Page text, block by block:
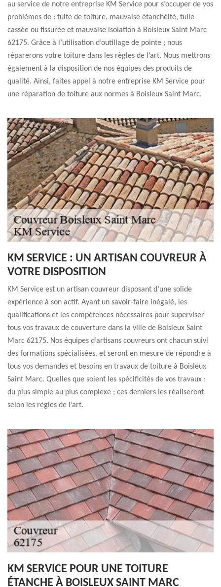
au service de notre entreprise KM Service pour s’occuper de vos
problèmes de : fuite de toiture, mauvaise étanchéité, tuile
cassée ou fissurée et mauvaise isolation à Boisleux Saint Marc
62175. Grâce à l’utilisation d’outillage de pointe ; nous
réparerons votre toiture dans les règles de l’art. Nous mettrons
également à la disposition de nos équipes des produits de
qualité. Ainsi, faites appel à notre entreprise KM Service pour
une réparation de toiture aux normes à Boisleux Saint Marc.
KM SERVICE : UN ARTISAN COUVREUR À
VOTRE DISPOSITION
KM Service est un artisan couvreur disposant d’une solide
expérience à son actif. Ayant un savoir-faire inégalé, les
qualifications et les compétences nécessaires pour superviser
tous vos travaux de couverture dans la ville de Boisleux Saint
Marc 62175. Nos équipes d’artisans couvreurs ont chacun suivi
des formations spécialisées, et seront en mesure de répondre à
tous vos demandes et besoins en travaux de toiture à Boisleux
Saint Marc. Quelles que soient les spécificités de vos travaux :
du plus simple au plus complexe ; ces derniers les réaliseront
selon les règles de l’art.
KM SERVICE POUR UNE TOITURE
ÉTANCHE À BOISLEUX SAINT MARC